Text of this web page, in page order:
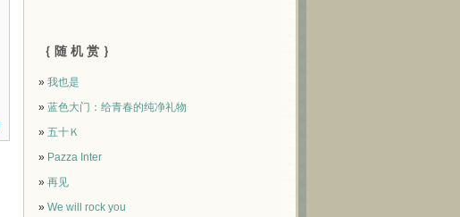
｛ 随 机 赏 ｝
» 我也是
» 蓝色大门：给青春的纯净礼物
» 五十Ｋ
» Pazza Inter
» 再见
» We will rock you